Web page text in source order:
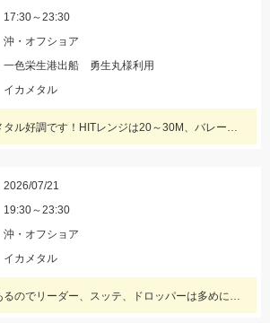
17:30～23:30
沖・オフショア
一色栄生港出船 勇生丸様利用
イカメタル
伊勢湾のイカメタル好調です！HITレンジは20～30M、バレーヒルミニリンやボーズレスTG服部などが良かったです！
2026/07/21
19:30～23:30
沖・オフショア
イカメタル
サバの回遊があるのでリーダー、スッテ、ドロッパーは多めに持って行きましょう♪